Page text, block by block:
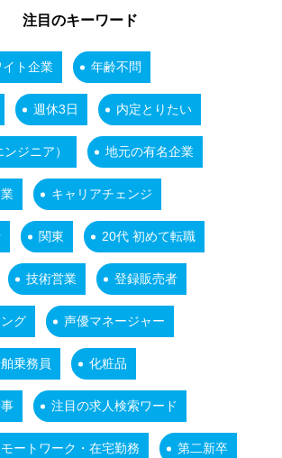
注目のキーワード
イト企業 年齢不問
週休3日 内定とりたい
ジニア） 地元の有名企業
キャリアチェンジ
関東 20代 初めて転職
技術営業 登録販売者
グ 声優マネージャー
乗務員 化粧品
注目の求人検索ワード
モートワーク・在宅勤務 第二新卒